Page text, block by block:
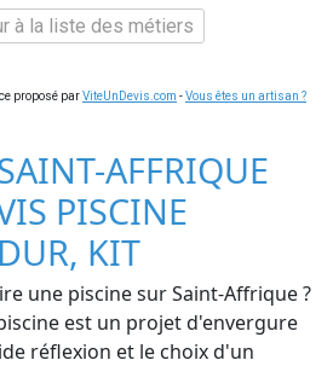
à la liste des métiers
proposé parViteUnDevis.com -Vous êtes un artisan ?
AFFRIQUE
PISCINE
KIT
une piscine sur Saint-Affrique ?
est un projet d'envergure
réflexion et le choix d'un